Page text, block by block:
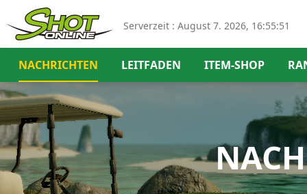
Serverzeit : August 7. 2026, 16:55:52
NACHRICHTEN LEITFADEN ITEM-SHOP